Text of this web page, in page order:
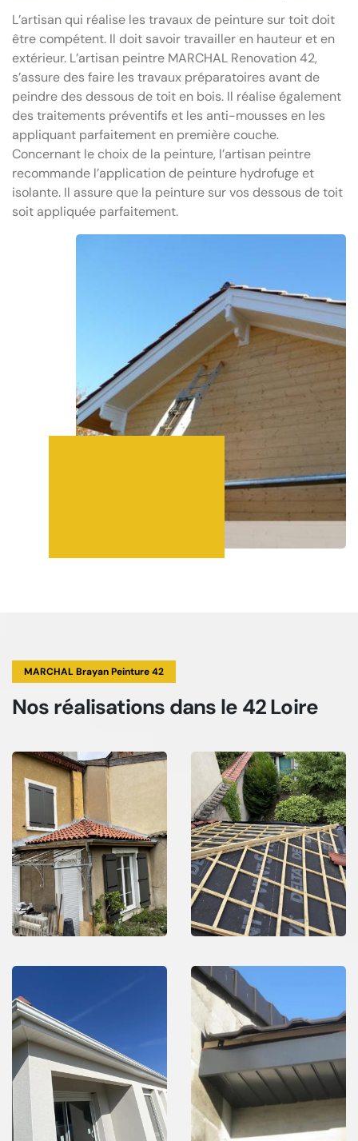
L’artisan qui réalise les travaux de peinture sur toit doit
être compétent. Il doit savoir travailler en hauteur et en
extérieur. L’artisan peintre MARCHAL Renovation 42,
s’assure des faire les travaux préparatoires avant de
peindre des dessous de toit en bois. Il réalise également
des traitements préventifs et les anti-mousses en les
appliquant parfaitement en première couche.
Concernant le choix de la peinture, l’artisan peintre
recommande l’application de peinture hydrofuge et
isolante. Il assure que la peinture sur vos dessous de toit
soit appliquée parfaitement.
MARCHAL Brayan Peinture 42
Nos réalisations dans le 42 Loire